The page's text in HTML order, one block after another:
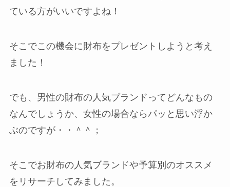
ている方がいいですよね！
そこでこの機会に財布をプレゼントしようと考え
ました！
でも、男性の財布の人気ブランドってどんなもの
なんでしょうか、女性の場合ならパッと思い浮か
ぶのですが・・＾＾；
そこでお財布の人気ブランドや予算別のオススメ
をリサーチしてみました。